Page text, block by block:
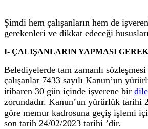
Şimdi hem çalışanların hem de
gerekenleri ve dikkat edeceği
I- ÇALIŞANLARIN YAPMASI
Belediyelerde tam zamanlı
çalışanlar 7433 sayılı Kanun’un
itibaren 30 gün içinde işverene bir
zorundadır. Kanun’un yürürlük tarihi
göre memur kadrosuna geçiş işlemi
son tarih 24/02/2023 tarihi ’dir.